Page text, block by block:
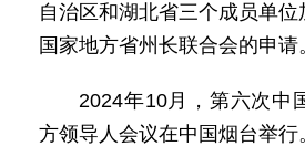
自治区和湖北省三个成员单
国家地方省州长联合会的申请
2024年10月，第六次
方领导人会议在中国烟台举行